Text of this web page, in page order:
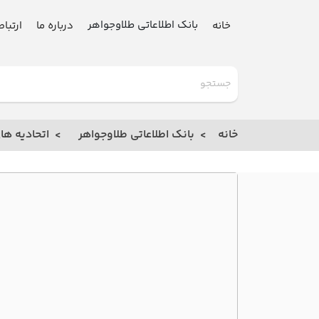
خانه بانک اطلاعاتی طلاوجواهر درباره ما
خانه بانک اطلاعاتی طلاوجواهر اتحادیه